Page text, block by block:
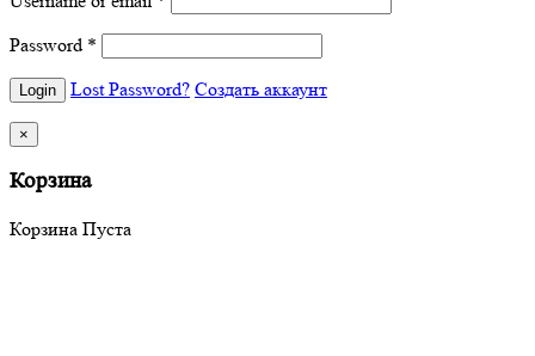
Password *
Lost Password? Создать аккаунт
×
Корзина
Корзина Пуста